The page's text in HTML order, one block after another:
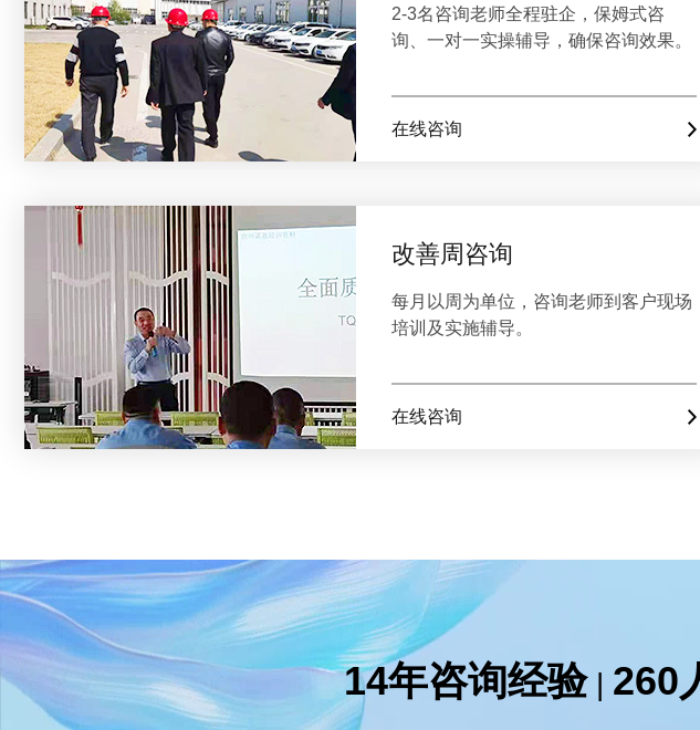
2-3名咨询老师全程驻企，保姆式咨
询、一对一实操辅导，确保咨询效果。
在线咨询
改善周咨询
每月以周为单位，咨询老师到客户现场
培训及实施辅导。
在线咨询
14年咨询经验| 260